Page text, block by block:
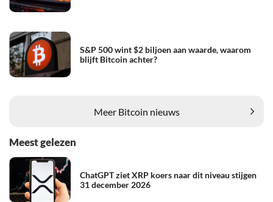
S&P 500 wint $2 biljoen aan waarde, waarom
blijft Bitcoin achter?
Meer Bitcoin nieuws
Meest gelezen
ChatGPT ziet XRP koers naar dit niveau stijgen
31 december 2026